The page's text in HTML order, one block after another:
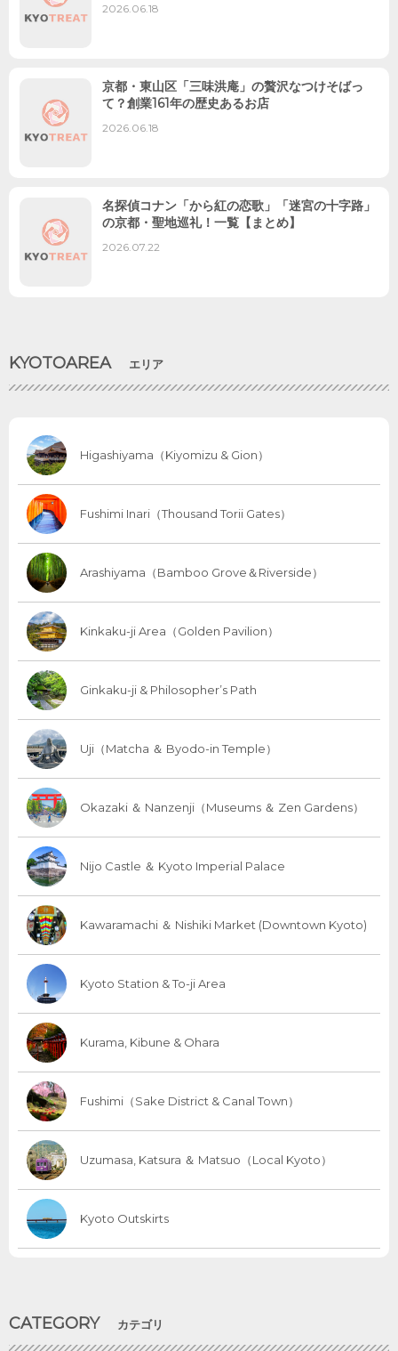
2026.06.18
京都・東山区「三味洪庵」の贅沢なつけそばっ
て？創業161年の歴史あるお店
2026.06.18
名探偵コナン「から紅の恋歌」「迷宮の十字路」
の京都・聖地巡礼！一覧【まとめ】
2026.07.22
KYOTOAREA エリア
Higashiyama（Kiyomizu & Gion）
Fushimi Inari（Thousand Torii Gates）
Arashiyama（Bamboo Grove＆Riverside）
Kinkaku-ji Area（Golden Pavilion）
Ginkaku-ji & Philosopher’s Path
Uji（Matcha ＆ Byodo-in Temple）
Okazaki ＆ Nanzenji（Museums ＆ Zen Gardens）
Nijo Castle ＆ Kyoto Imperial Palace
Kawaramachi ＆ Nishiki Market (Downtown Kyoto)
Kyoto Station & To-ji Area
Kurama, Kibune & Ohara
Fushimi（Sake District & Canal Town）
Uzumasa, Katsura ＆ Matsuo（Local Kyoto）
Kyoto Outskirts
CATEGORY カテゴリ